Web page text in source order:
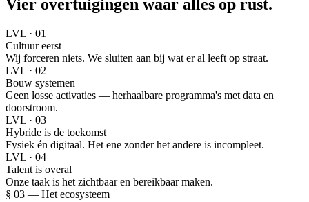
Vier overtuigingen waar alles op rust.
LVL · 01
Cultuur eerst
Wij forceren niets. We sluiten aan bij wat er al leeft op straat.
LVL · 02
Bouw systemen
Geen losse activaties — herhaalbare programma's met data en
doorstroom.
LVL · 03
Hybride is de toekomst
Fysiek én digitaal. Het ene zonder het andere is incompleet.
LVL · 04
Talent is overal
Onze taak is het zichtbaar en bereikbaar maken.
§ 03 — Het ecosysteem